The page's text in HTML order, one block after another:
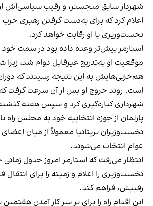
شهردار سابق منچستر، و رقیب سیاسی‌اش از
اعلام کرد که برای به‌دست گرفتن رهبری حزب
نخست‌وزیری با او رقابت خواهد کرد.
استارمر پیش‌تر وعده داده بود در سمت خود
موقعیت او به‌تدریج غیرقابل دوام شد، زیرا
هم‌حزبی‌هایش به این نتیجه رسیدند که
است. روند خروج او پس از آن سرعت گرفت
شهرداری کناره‌گیری کرد و سپس هفته گذشته
پارلمان از حوزه انتخابیه خود به مجلس راه
نخست‌وزیران بریتانیا معمولاً از میان
عوام انتخاب می‌شوند.
انتظار می‌رفت که استارمر امروز جدول
نخست‌وزیری را اعلام و زمینه را برای انتقال
رقیبش، فراهم کند.
این اقدام راه را برای بر سر کار آمدن